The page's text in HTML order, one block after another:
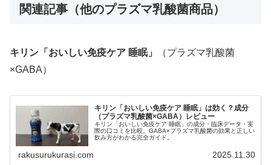
関連記事（他のプラズマ乳酸菌商品）
キリン「おいしい免疫ケア 睡眠」
（プラズマ乳酸菌
×GABA）
キリン「おいしい免疫ケア 睡眠」は効く？成分
（プラズマ乳酸菌×GABA）レビュー
キリン「おいしい免疫ケア 睡眠」の成分・臨床データ・実
際の口コミを比較。GABA×プラズマ乳酸菌の効果と正しい
飲み方がわかる完全ガイド。
rakusurukurasi.com 2025.11.30